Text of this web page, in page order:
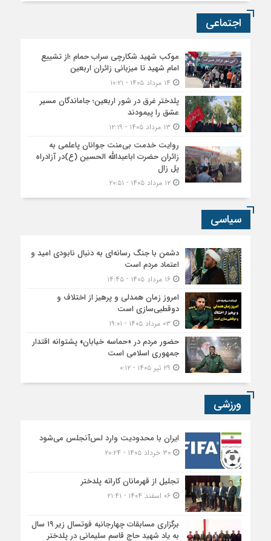
اجتماعی
موکب شهید شکارچی سراب حمام ؛از تشییع
امام شهید تا میزبانی زائران اربعین
پلدختر غرق در شور اربعین؛ جاماندگان مسیر
عشق را پیمودند
روایت خدمت بی‌منت جوانان پاعلمی به
زائران حضرت اباعبدالله الحسین (ع)در آزادراه
پل زال
۱۲ مرداد ۱۴۰۵ - ۲۰:۵۱
سیاسی
دشمن با جنگ رسانه‌ای به دنبال نابودی امید و
اعتماد مردم است
۱۶ مرداد ۱۴۰۵ - ۱۴:۴۵
امروز زمان همدلی و پرهیز از اختلاف و
دوقطبی‌سازی است
حضور مردم در «حماسه خیابان» پشتوانه اقتدار
جمهوری اسلامی است
ورزشی
ایران با محدودیت وارد لس‌آنجلس می‌شود
۳۰ خرداد ۱۴۰۵ - ۲۰:۲۴
تجلیل از قهرمانان کاراته پلدختر
۰۶ اسفند ۱۴۰۴ - ۲۱:۴۱
برگزاری مسابقات چهارجانبه فوتسال زیر ۱۹ سال
به یاد شهید حاج قاسم سلیمانی در پلدختر